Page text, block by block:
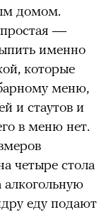
домом.
простая —
именно
которые
меню,
и стаутов и
в меню нет.
четыре стола
еду подают